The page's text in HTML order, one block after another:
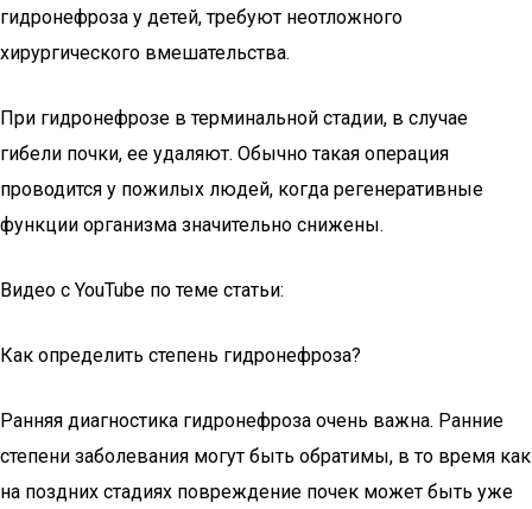
гидронефроза у детей, требуют неотложного
хирургического вмешательства.
При гидронефрозе в терминальной стадии, в случае
гибели почки, ее удаляют. Обычно такая операция
проводится у пожилых людей, когда регенеративные
функции организма значительно снижены.
Видео с YouTube по теме статьи:
Как определить степень гидронефроза?
Ранняя диагностика гидронефроза очень важна. Ранние
степени заболевания могут быть обратимы, в то время как
на поздних стадиях повреждение почек может быть уже